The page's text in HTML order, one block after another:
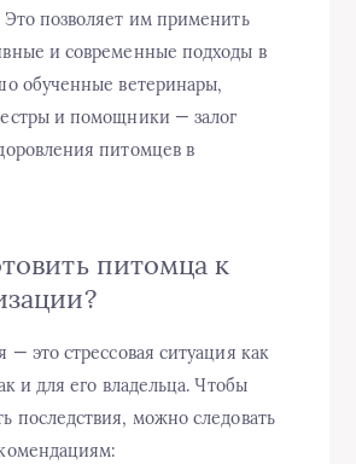
позволяет им применить
и современные подходы в
обученные ветеринары,
и помощники — залог
питомцев в
питомца к
— это стрессовая ситуация как
и для его владельца. Чтобы
последствия, можно следовать